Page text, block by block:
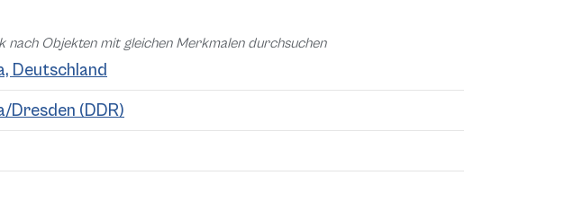
nach Objekten mit gleichen Merkmalen durchsuchen
Deutschland
Dresden (DDR)